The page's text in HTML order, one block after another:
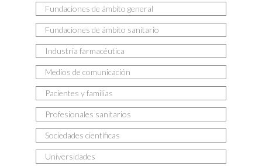
Fundaciones de ámbito general
Fundaciones de ámbito sanitario
Industria farmacéutica
Medios de comunicación
Pacientes y familias
Profesionales sanitarios
Sociedades científicas
Universidades